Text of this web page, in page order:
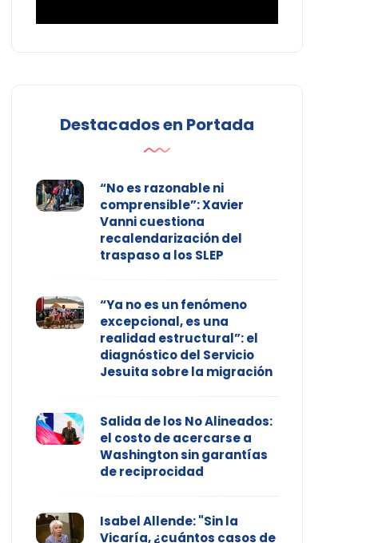
Destacados en Portada
“No es razonable ni
comprensible”: Xavier
Vanni cuestiona
recalendarización del
traspaso a los SLEP
“Ya no es un fenómeno
excepcional, es una
realidad estructural”: el
diagnóstico del Servicio
Jesuita sobre la migración
Salida de los No Alineados:
el costo de acercarse a
Washington sin garantías
de reciprocidad
Isabel Allende: "Sin la
Vicaría, ¿cuántos casos de